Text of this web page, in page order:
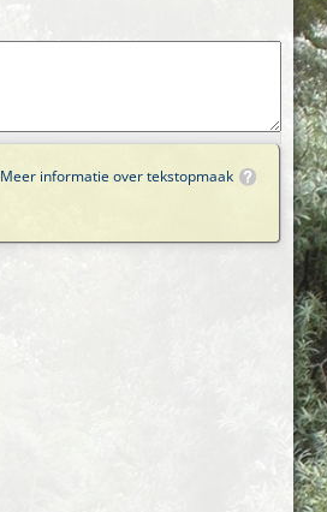
Meer informatie over tekstopmaak